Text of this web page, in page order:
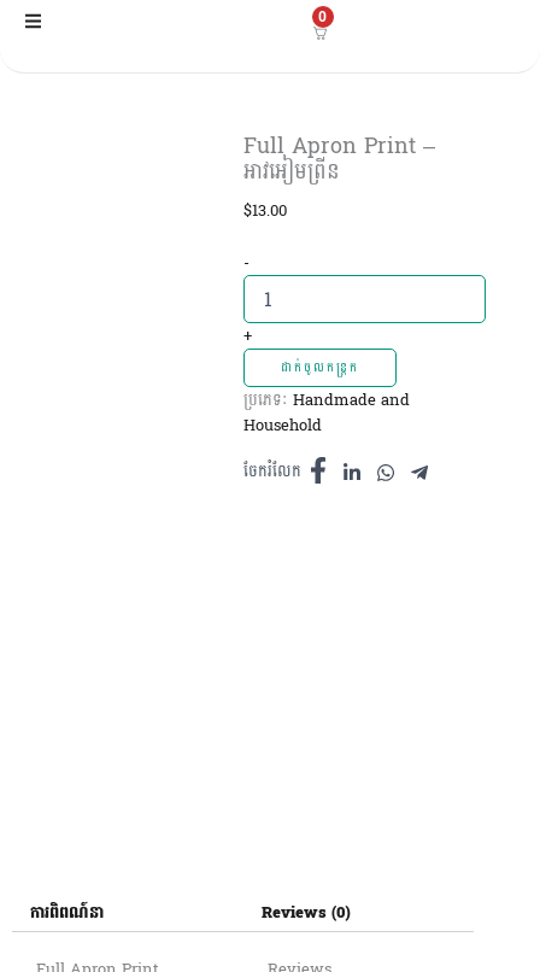
Skip
0
Full Apron Print –
អាវអៀមព្រីន
$13.00
-Full
Apron
Print
-
អាវអៀមព្រីន
quantity
+
ដាក់ចូលកន្ត្រក
ប្រភេទៈ Handmade and
Household
ចែករំលែក
ការពិពណ៍នា Reviews (0)